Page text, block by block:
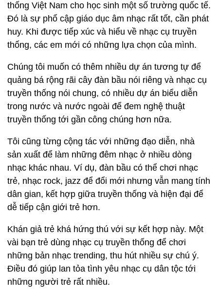
thống Việt Nam cho học sinh một số trường quốc tế.
Đó là sự phổ cập giáo dục âm nhạc rất tốt, cần phát
huy. Khi được tiếp xúc và hiểu về nhạc cụ truyền
thống, các em mới có những lựa chọn của mình.
Chúng tôi muốn có thêm nhiều dự án tương tự để
quảng bá rộng rãi cây đàn bầu nói riêng và nhạc cụ
truyền thống nói chung, có nhiều dự án biểu diễn
trong nước và nước ngoài để đem nghệ thuật
truyền thống tới gần công chúng hơn nữa.
Tôi cũng từng cộng tác với những đạo diễn, nhà
sản xuất để làm những đêm nhạc ở nhiều dòng
nhạc khác nhau. Ví dụ, đàn bầu có thể chơi nhạc
trẻ, nhạc rock, jazz để đổi mới nhưng vẫn mang tính
dân gian, kết hợp giữa truyền thống và hiện đại để
dễ tiếp cận giới trẻ hơn.
Khán giả trẻ khá hứng thú với sự kết hợp này. Một
vài bạn trẻ dùng nhạc cụ truyền thống để chơi
những bản nhạc trending, thu hút nhiều sự chú ý.
Điều đó giúp lan tỏa tình yêu nhạc cụ dân tộc tới
những người trẻ rất nhiều.